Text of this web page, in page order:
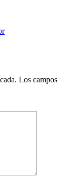
Los campos